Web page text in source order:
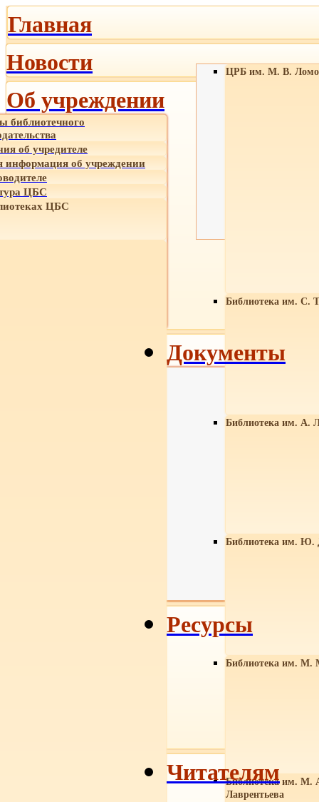
Главная
Новости
Об учреждении
библиотечного
об учредителе
об учреждении
ЦБС
ЦБС
ЦРБ им. М. В.
Библиотека им. С.
Библиотека им. А.
Библиотека им. Ю.
Библиотека им. М.
Библиотека им. М.
Лаврентьева
Документы
Ресурсы
Читателям